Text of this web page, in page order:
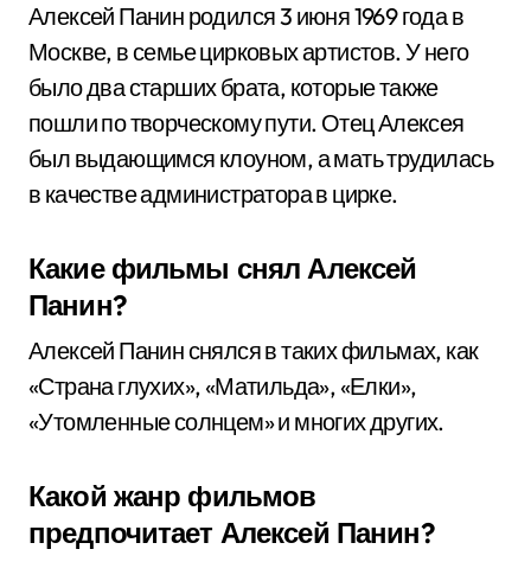
Алексей Панин родился 3 июня 1969 года в
Москве, в семье цирковых артистов. У него
было два старших брата, которые также
пошли по творческому пути. Отец Алексея
был выдающимся клоуном, а мать трудилась
в качестве администратора в цирке.
Какие фильмы снял Алексей
Панин?
Алексей Панин снялся в таких фильмах, как
«Страна глухих», «Матильда», «Елки»,
«Утомленные солнцем» и многих других.
Какой жанр фильмов
предпочитает Алексей Панин?